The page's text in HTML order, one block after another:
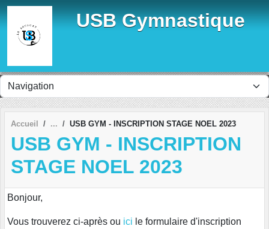
USB Gymnastique
Accueil USB GYM - INSCRIPTION STAGE NOEL 2023
USB GYM - INSCRIPTION
STAGE NOEL 2023
Bonjour,
Vous trouverez ci-après ou ici le formulaire d'inscription
Panneau de gestion des cookies